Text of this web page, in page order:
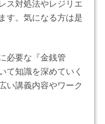
ス対処法やレジリエ
す。気になる方は是
必要な『金銭管
て知識を深めていく
い講義内容やワーク